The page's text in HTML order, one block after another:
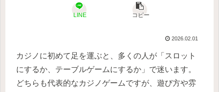
LINE コピー
2026.02.01
カジノに初めて足を運ぶと、多くの人が「スロット
にするか、テーブルゲームにするか」で迷います。
どちらも代表的なカジノゲームですが、遊び方や雰